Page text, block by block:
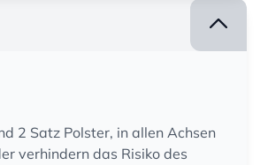
2 Satz Polster, in allen Achsen
verhindern das Risiko des